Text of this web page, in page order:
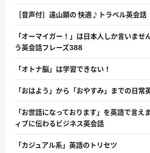
［音声付］遠山顕の 快適♪トラベル英会話
「オーマイガー！」は日本人しか言いませ
う英会話フレーズ388
「オトナ脳」は学習できない！
「おはよう」から「おやすみ」までの日常
「お世話になっております」を英語で言え
ィブに伝わるビジネス英会話
「カジュアル系」英語のトリセツ